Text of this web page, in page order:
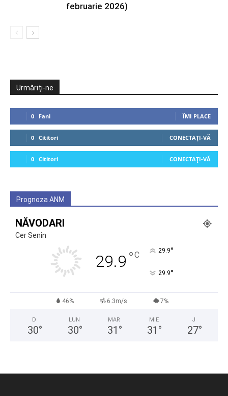
februarie 2026)
Urmăriți-ne
0 Fani ÎMI PLACE
0 Cititori CONECTAȚI-VĂ
0 Cititori CONECTAȚI-VĂ
Prognoza ANM
NĂVODARI
Cer Senin
29.9 °C 29.9°
29.9°
46% 6.3m/s 7%
D
30°
LUN
30°
MAR
31 °
MIE
31 °
J
27°